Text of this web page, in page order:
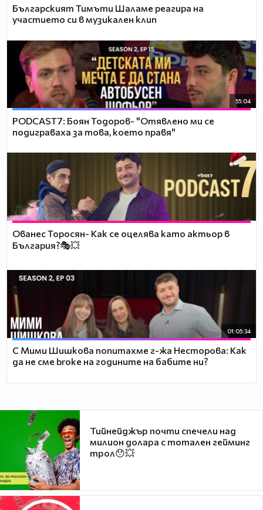
Българският Тимъти Шаламе реагира на
участието си в музикален клип
55:04
PODCAST7: ‪Боян Тодоров- "Отявлено ми се
подиграваха за това, което правя"
Ованес Торосян- Как се оцелява като актьор в
България?🎭💥
01:05:34
С Мими Шишкова попитахме г-жа Несторова: Как
да не сме broke на годините на бабите ни?
Тийнейджър почти спечели над
милион долара с тотален гейминг
трол😯💥